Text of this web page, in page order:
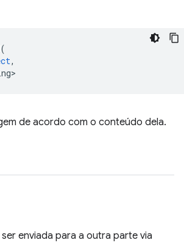
(
,
de acordo com o conteúdo dela.
ser enviada para a outra parte via